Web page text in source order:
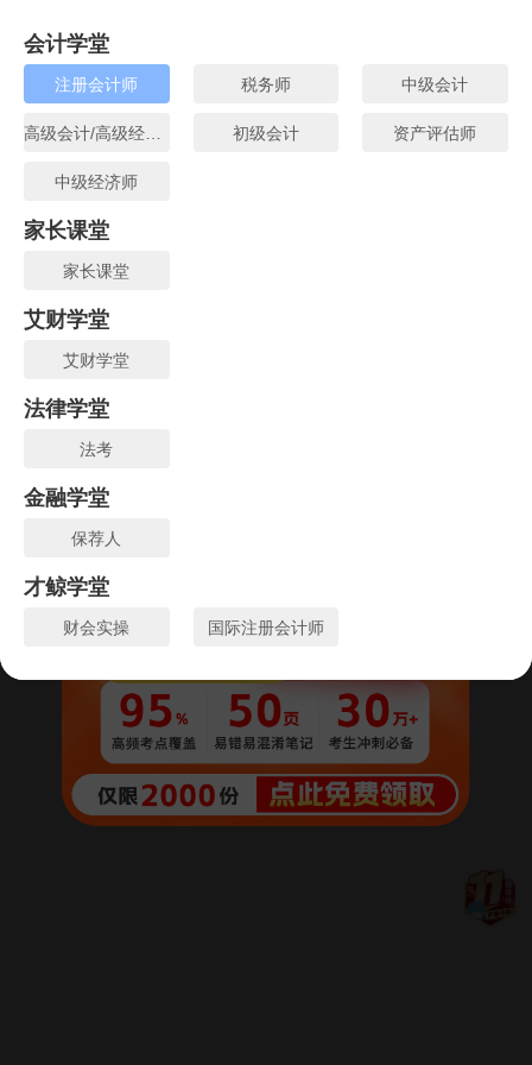
会计学堂
注册会计师 税务师 中级会计
初级会计 资产评估师
中级经济师
家长课堂
家长课堂
艾财学堂
艾财学堂
法律学堂
法考
金融学堂
保荐人
才鲸学堂
财会实操 国际注册会计师